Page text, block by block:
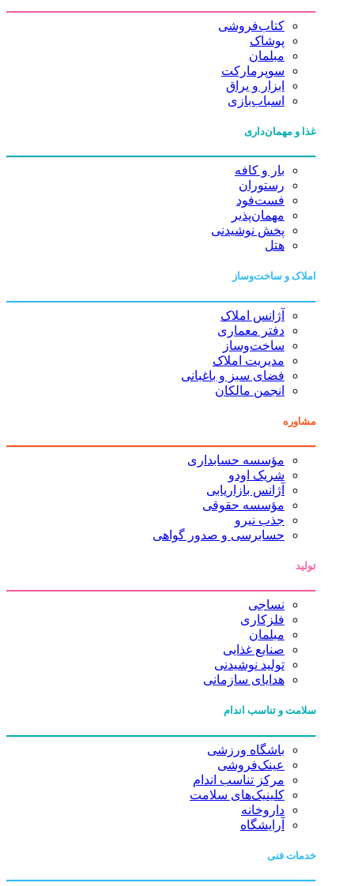
کتاب‌فروشی
پوشاک
مبلمان
سوپرمارکت
ابزار و یراق
اسباب‌بازی
غذا و مهمان‌داری
بار و کافه
رستوران
فست‌فود
مهمان‌پذیر
پخش نوشیدنی
هتل
املاک و ساخت‌وساز
آژانس املاک
دفتر معماری
ساخت‌وساز
مدیریت املاک
فضای سبز و باغبانی
انجمن مالکان
مشاوره
مؤسسه حسابداری
شریک اودو
آژانس بازاریابی
مؤسسه حقوقی
جذب نیرو
حسابرسی و صدور گواهی
تولید
نساجی
فلزکاری
مبلمان
صنایع غذایی
تولید نوشیدنی
هدایای سازمانی
سلامت و تناسب اندام
باشگاه ورزشی
عینک‌فروشی
مرکز تناسب اندام
کلینیک‌های سلامت
داروخانه
آرایشگاه
خدمات فنی